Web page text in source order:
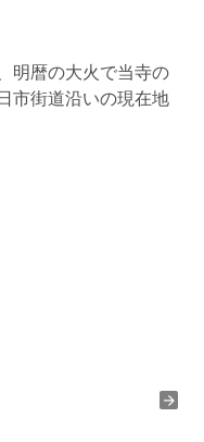
明暦の大火で当寺の
市街道沿いの現在地